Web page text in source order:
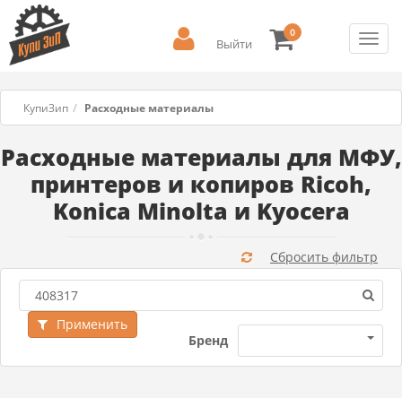
Выйти
0
КупиЗип Расходные материалы
Расходные материалы для МФУ,
принтеров и копиров Ricoh,
Konica Minolta и Kyocera
Бренд
Применить
Сбросить фильтр